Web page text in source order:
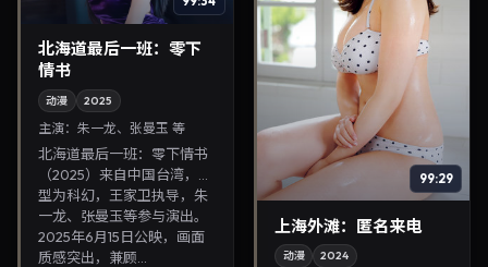
北海道最后一班：零下
情书
动漫 2025
主演： 朱一龙、张曼玉 等
北海道最后一班：零下情书
（2025）来自中国台湾，类
型为科幻，王家卫执导，朱
一龙、张曼玉等参与演出。
2025年6月15日公映，画面
质感突出，兼顾...
99:29
上海外滩：匿名来电
动漫 2024